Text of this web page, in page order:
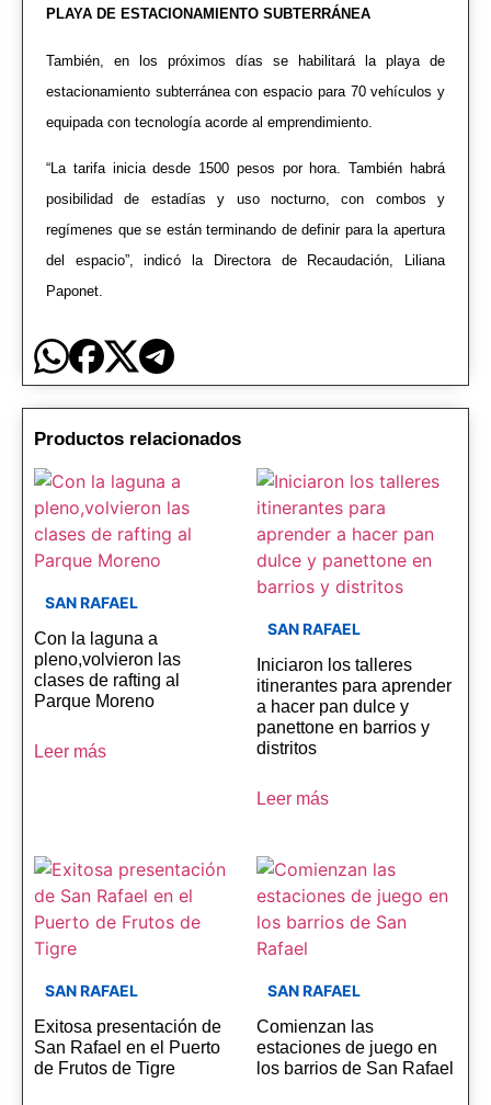
PLAYA DE ESTACIONAMIENTO SUBTERRÁNEA
También, en los próximos días se habilitará la playa de
estacionamiento subterránea con espacio para 70 vehículos y
equipada con tecnología acorde al emprendimiento.
“La tarifa inicia desde 1500 pesos por hora. También habrá
posibilidad de estadías y uso nocturno, con combos y
regímenes que se están terminando de definir para la apertura
del espacio”, indicó la Directora de Recaudación, Liliana
Paponet.
Productos relacionados
SAN RAFAEL
Con la laguna a
pleno,volvieron las
clases de rafting al
Parque Moreno
Leer más
SAN RAFAEL
Iniciaron los talleres
itinerantes para aprender
a hacer pan dulce y
panettone en barrios y
distritos
Leer más
SAN RAFAEL
Exitosa presentación de
San Rafael en el Puerto
de Frutos de Tigre
SAN RAFAEL
Comienzan las
estaciones de juego en
los barrios de San Rafael